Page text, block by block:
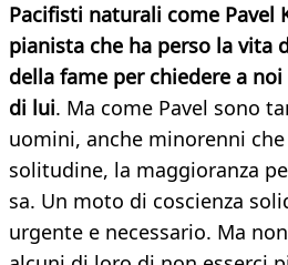
Pacifisti naturali come Pavel
pianista che ha perso la vita
della fame per chiedere a
di lui. Ma come Pavel sono
uomini, anche minorenni
solitudine, la maggioranza
sa. Un moto di coscienza
urgente e necessario. Ma